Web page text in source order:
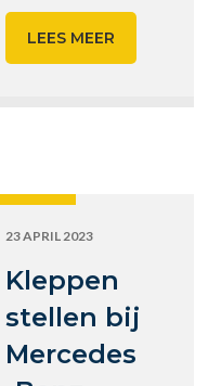
LEES MEER
23 APRIL 2023
Kleppen
stellen bij
Mercedes